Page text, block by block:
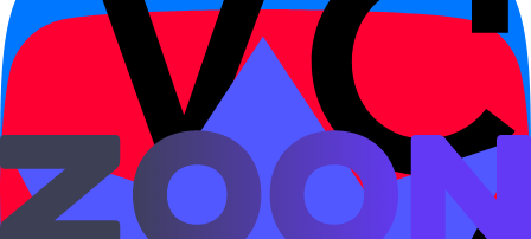
Для начинающих
Лучшие самоучители китайского 2026 —
учебники, приложения, подкасты
Рейтинг самоучителей китайского 2026:
учебники (HSK Standard Course,
Кондрашевский), приложения (Pleco, Anki),
подкасты и YouTube.